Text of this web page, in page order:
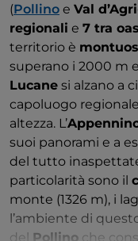
(Pollino e Val
regionali e 7 tra
territorio è
superano i 2000 m
Lucane si alzano a
capoluogo
altezza. L’
suoi panorami e a
del tutto
particolarità sono il
monte (1326 m), i
l’ambiente di
del Pollino che